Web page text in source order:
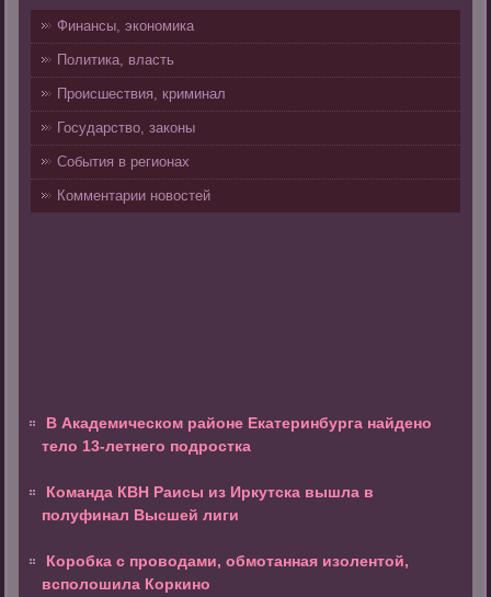
Финансы, экономика
Политика, власть
Происшествия, криминал
Государство, законы
События в регионах
Комментарии новостей
В Академическом районе Екатеринбурга найдено
тело 13-летнего подростка
Команда КВН Раисы из Иркутска вышла в
полуфинал Высшей лиги
Коробка с проводами, обмотанная изолентой,
всполошила Коркино